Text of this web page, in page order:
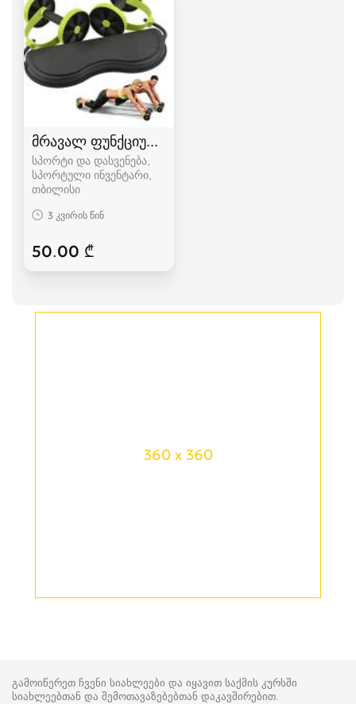
მრავალ ფუნქციური ტრენაჟორი
სპორტი და დასვენება,
სპორტული ინვენტარი
თბილისი
3 კვირის წინ
50.00 ₾
360 x 360
გამოიწერეთ ჩვენი სიახლეები და იყავით საქმის კურსში
სიახლეებთან და შემოთავაზებებთან დაკავშირებით.